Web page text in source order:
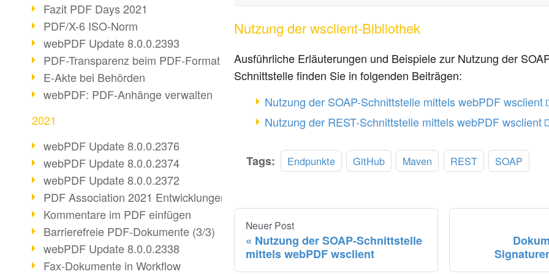
Fazit PDF Days 2021
PDF/X-6 ISO-Norm
webPDF Update 8.0.0.2393
PDF-Transparenz beim PDF-Format
E-Akte bei Behörden
webPDF: PDF-Anhänge verwalten
2021
webPDF Update 8.0.0.2376
webPDF Update 8.0.0.2374
webPDF Update 8.0.0.2372
PDF Association 2021 Entwicklungen
Kommentare im PDF einfügen
Barrierefreie PDF-Dokumente (3/3)
webPDF Update 8.0.0.2338
Fax-Dokumente in Workflow
Nutzung der wsclient-Bibliothek
Ausführliche Erläuterungen und Beispiele zur Nutzung der
Schnittstelle finden Sie in folgenden Beiträgen:
Nutzung der SOAP-Schnittstelle mittels webPDF wsclient
Nutzung der REST-Schnittstelle mittels webPDF wsclient
Tags: Endpunkte GitHub Maven REST SOAP
Neuer Post
Nutzung der SOAP-Schnittstelle
mittels webPDF wsclient